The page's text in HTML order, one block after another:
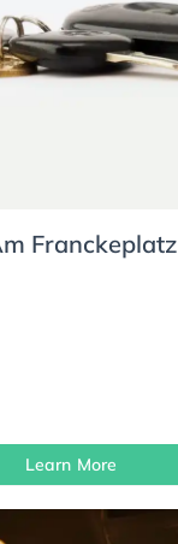
Franckeplatz
Learn More